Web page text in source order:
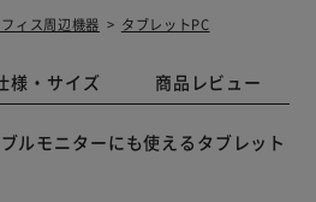
ィス周辺機器 タブレットPC
様・サイズ 商品レビュー
ルモニターにも使えるタブレット